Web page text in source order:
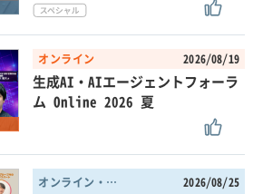
オンライン 2026/08/19
生成AI・AIエージェントフォーラ
ム Online 2026 夏
オンライン・東京都 2026/08/25